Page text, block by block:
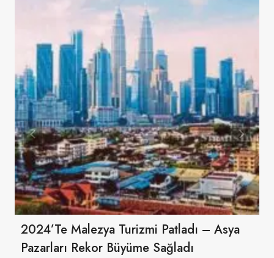
2024’te Malezya Turizmi Patladı – Asya
Pazarları Rekor Büyüme Sağladı